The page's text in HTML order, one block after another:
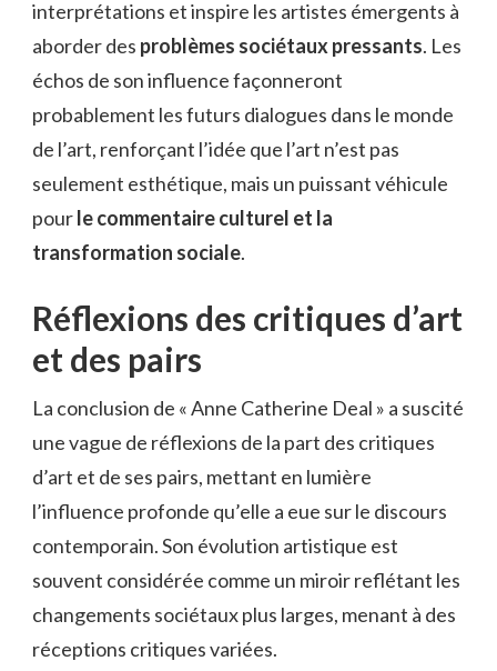
interprétations et inspire les artistes émergents à
aborder des problèmes sociétaux pressants. Les
échos de son influence façonneront
probablement les futurs dialogues dans le monde
de l’art, renforçant l’idée que l’art n’est pas
seulement esthétique, mais un puissant véhicule
pourle commentaire culturel et la
transformation sociale.
Réflexions des critiques d’art
et des pairs
La conclusion de « Anne Catherine Deal » a suscité
une vague de réflexions de la part des critiques
d’art et de ses pairs, mettant en lumière
l’influence profonde qu’elle a eue sur le discours
contemporain. Son évolution artistique est
souvent considérée comme un miroir reflétant les
changements sociétaux plus larges, menant à des
réceptions critiques variées.